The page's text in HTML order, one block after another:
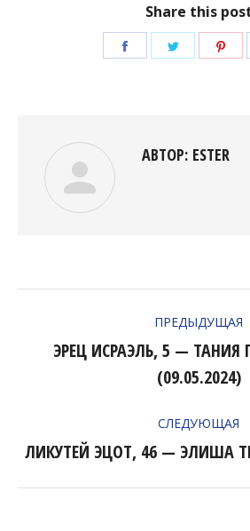
Share this
Поделиться
АВТОР: ESTER
ПРЕДЫДУЩАЯ
запись:
ЭРЕЦ ИСРАЭЛЬ, 5 — ТАНИЯ
(09.05.2024)
СЛЕДУЮЩАЯ
ЛИКУТЕЙ ЭЦОТ, 46 — ЭЛИША